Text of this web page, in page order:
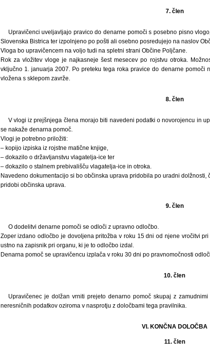
7. člen
Upravičenci uveljavljajo pravico do denarne pomoči s posebno pisno
Slovenska Bistrica ter izpolnjeno po pošti ali osebno posredujejo na naslov
Vloga bo upravičencem na voljo tudi na spletni strani Občine Poljčane.
Rok za vložitev vloge je najkasneje šest mesecev po rojstvu otroka.
vključno 1. januarja 2007. Po preteku tega roka pravice do denarne pomoči
vložena s sklepom zavrže.
8. člen
V vlogi iz prejšnjega člena morajo biti navedeni podatki o novorojencu in
se nakaže denarna pomoč.
Vlogi je potrebno priložiti:
– kopijo izpiska iz rojstne matične knjige,
– dokazilo o državljanstvu vlagatelja-ice ter
– dokazilo o stalnem prebivališču vlagatelja-ice in otroka.
Navedeno dokumentacijo si bo občinska uprava pridobila po uradni dolžnosti,
pridobi občinska uprava.
9. člen
O dodelitvi denarne pomoči se odloči z upravno odločbo.
Zoper izdano odločbo je dovoljena pritožba v roku 15 dni od njene vročitvi
ustno na zapisnik pri organu, ki je to odločbo izdal.
Denarna pomoč se upravičencu izplača v roku 30 dni po pravnomočnosti
10. člen
Upravičenec je dolžan vrniti prejeto denarno pomoč skupaj z
neresničnih podatkov oziroma v nasprotju z določbami tega pravilnika.
VI. KONČNA DOLOČBA
11. člen